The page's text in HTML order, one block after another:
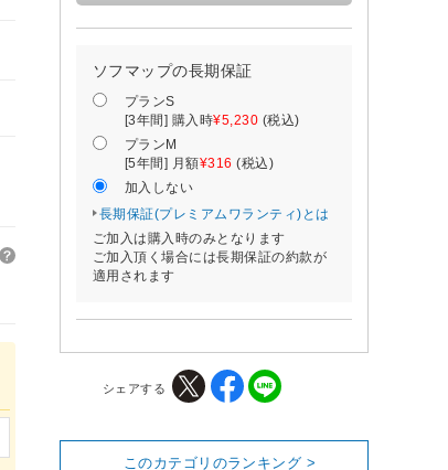
ソフマップの長期保証
プランS
[3年間] 購入時¥5,230 (税込)
プランM
[5年間] 月額¥316 (税込)
加入しない
長期保証(プレミアムワランティ)とは
ご加入は購入時のみとなります
ご加入頂く場合には長期保証の約款が
適用されます
シェアする
このカテゴリのランキング >